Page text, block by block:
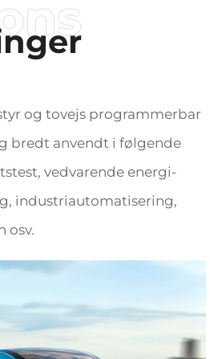
og tovejs programmerbar
bredt anvendt i følgende
vedvarende energi-
industriautomatisering,
osv.